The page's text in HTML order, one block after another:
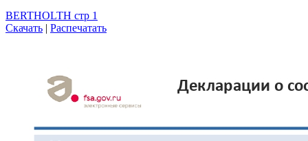
BERTHOLTH стр 1
Скачать | Распечатать